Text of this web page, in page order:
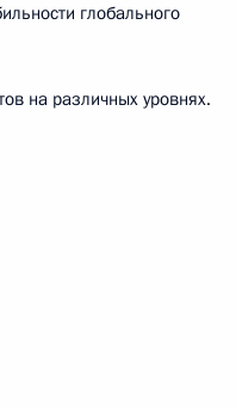
глобального
на различных уровнях.